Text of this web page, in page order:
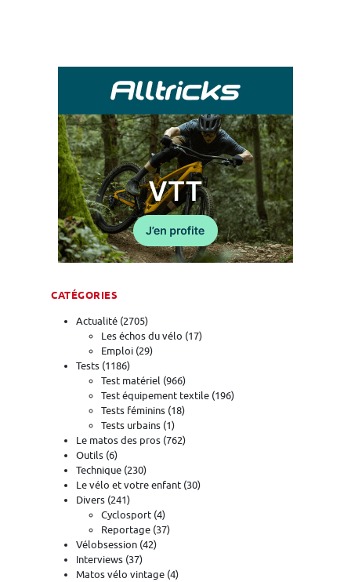
CATÉGORIES
Actualité (2705)
Les échos du vélo (17)
Emploi (29)
Tests (1186)
Test matériel (966)
Test équipement textile (196)
Tests féminins (18)
Tests urbains (1)
Le matos des pros (762)
Outils (6)
Technique (230)
Le vélo et votre enfant (30)
Divers (241)
Cyclosport (4)
Reportage (37)
Vélobsession (42)
Interviews (37)
Matos vélo vintage (4)